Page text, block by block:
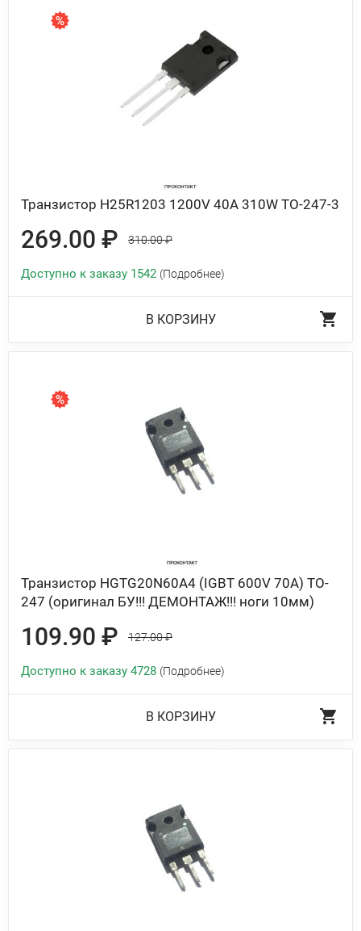
Транзистор H25R1203 1200V 40A 310W TO-247-3
269.00 ₽ 310.00 ₽
Доступно к заказу 1542 (Подробнее)
В КОРЗИНУ
Транзистор HGTG20N60A4 (IGBT 600V 70A) TO-
247 (оригинал БУ!!! ДЕМОНТАЖ!!! ноги 10мм)
109.90 ₽ 127.00 ₽
Доступно к заказу 4728 (Подробнее)
В КОРЗИНУ